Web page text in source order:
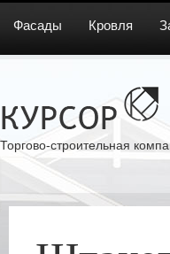
Фасады Кровля
Торгово-строительная